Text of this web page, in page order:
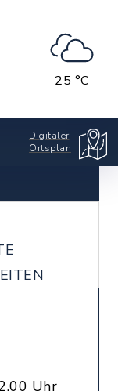
25 °C
Digitaler
Ortsplan
Uhr